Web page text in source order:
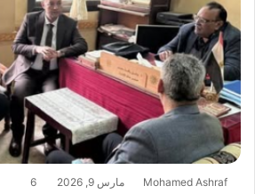
Mohamed Ashraf مارس 9, 2026 6